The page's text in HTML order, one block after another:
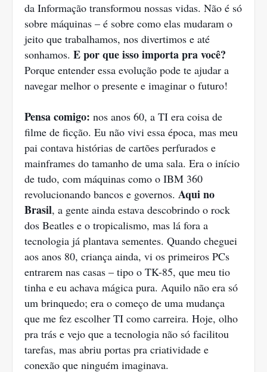
da Informação transformou nossas vidas. Não é só
sobre máquinas – é sobre como elas mudaram o
jeito que trabalhamos, nos divertimos e até
sonhamos. E por que isso importa pra você?
Porque entender essa evolução pode te ajudar a
navegar melhor o presente e imaginar o futuro!
Pensa comigo: nos anos 60, a TI era coisa de
filme de ficção. Eu não vivi essa época, mas meu
pai contava histórias de cartões perfurados e
mainframes do tamanho de uma sala. Era o início
de tudo, com máquinas como o IBM 360
revolucionando bancos e governos. Aqui no
Brasil, a gente ainda estava descobrindo o rock
dos Beatles e o tropicalismo, mas lá fora a
tecnologia já plantava sementes. Quando cheguei
aos anos 80, criança ainda, vi os primeiros PCs
entrarem nas casas – tipo o TK-85, que meu tio
tinha e eu achava mágica pura. Aquilo não era só
um brinquedo; era o começo de uma mudança
que me fez escolher TI como carreira. Hoje, olho
pra trás e vejo que a tecnologia não só facilitou
tarefas, mas abriu portas pra criatividade e
conexão que ninguém imaginava.